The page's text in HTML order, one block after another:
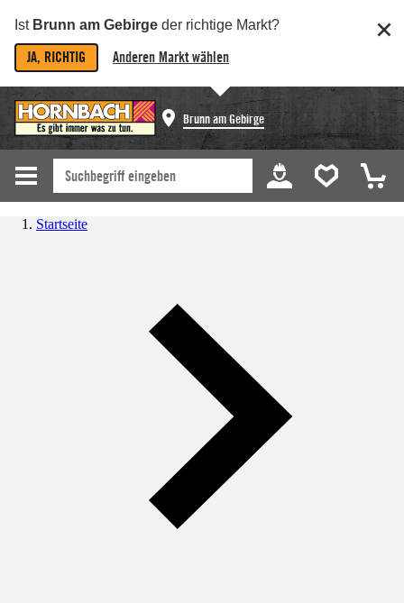
Ist Brunn am Gebirge der richtige Markt?
JA, RICHTIG Anderen Markt wählen
Brunn am Gebirge
Startseite